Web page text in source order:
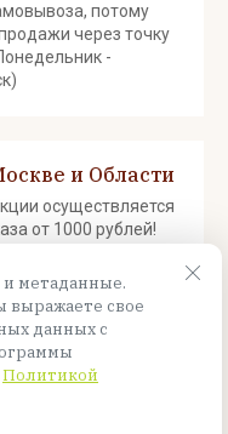
потому
через точку
-
и Области
осуществляется
от 1000 рублей!
от 1 до 3
и метаданные.
выражаете свое
данных с
Политикой